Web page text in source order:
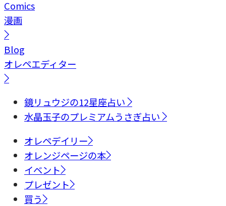
Comics
漫画
Blog
オレペエディター
鏡リュウジの12星座占い
水晶玉子のプレミアムうさぎ占い
オレペデイリー
オレンジページの本
イベント
プレゼント
買う